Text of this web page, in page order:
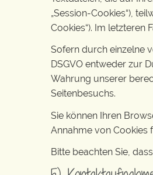
„Session-Cookies“),
Cookies“). Im letzteren
Sofern durch einzelne
DSGVO entweder zur
Wahrung unserer
Seitenbesuchs.
Sie können Ihren
Annahme von Cookies
Bitte beachten Sie,